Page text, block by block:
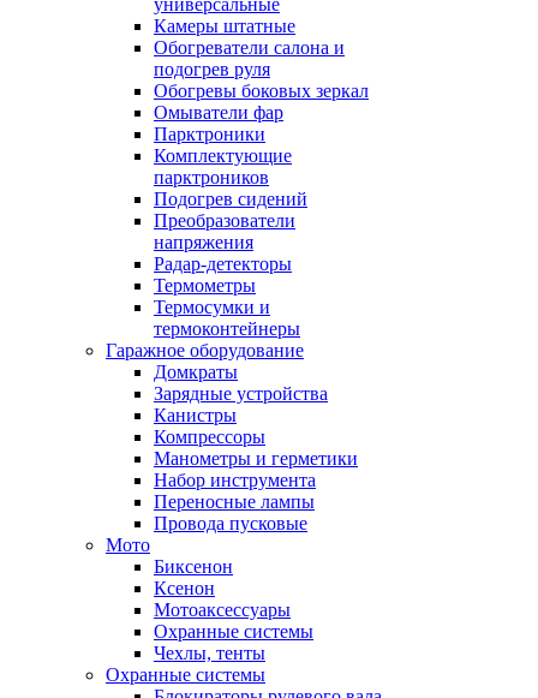
Камеры штатные
Обогреватели салона и
подогрев руля
Обогревы боковых зеркал
Омыватели фар
Парктроники
Комплектующие
парктроников
Подогрев сидений
Преобразователи
напряжения
Радар-детекторы
Термометры
Термосумки и
термоконтейнеры
Гаражное оборудование
Домкраты
Зарядные устройства
Канистры
Компрессоры
Манометры и герметики
Набор инструмента
Переносные лампы
Провода пусковые
Мото
Биксенон
Ксенон
Мотоаксессуары
Охранные системы
Чехлы, тенты
Охранные системы